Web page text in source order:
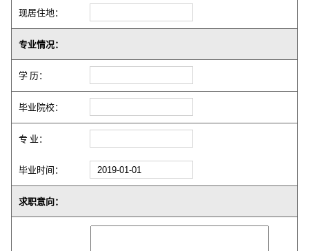
现居住地：
专业情况：
学 历：
毕业院校：
专 业：
毕业时间：
求职意向：